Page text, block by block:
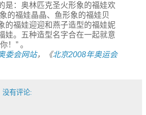
是：奥林匹克圣火形象的福娃欢
的福娃晶晶、鱼形象的福娃贝
的福娃迎迎和燕子造型的福娃妮
娃。五种造型名字合在一起就意
！” 。
委会网站，《北京2008年奥运会
没有评论: